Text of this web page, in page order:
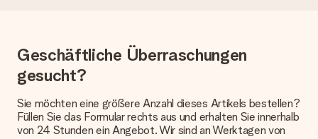
anbieten. Das Geschenk, das bestellt wird, wird als Paket oder
Päckchen versendet. Möchtest du wissen, ob es als Paket
oder Päckchen geliefert wird, kontaktiere bitte unseren
Zahlung
Geschäftliche Überraschungen
gesucht?
Sie möchten eine größere Anzahl dieses Artikels bestellen?
Füllen Sie das Formular rechts aus und erhalten Sie innerhalb
von 24 Stunden ein Angebot. Wir sind an Werktagen von